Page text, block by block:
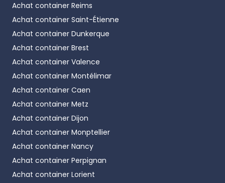
Achat container Reims
Achat container Saint-Étienne
Achat container Dunkerque
Achat container Brest
Achat container Valence
Achat container Montélimar
Achat container Caen
Achat container Metz
Achat container Dijon
Achat container Monptellier
Achat container Nancy
Achat container Perpignan
Achat container Lorient